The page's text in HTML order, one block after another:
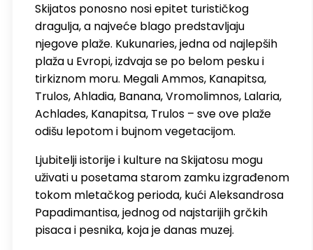
Skijatos ponosno nosi epitet turističkog
dragulja, a najveće blago predstavljaju
njegove plaže. Kukunaries, jedna od najlepših
plaža u Evropi, izdvaja se po belom pesku i
tirkiznom moru. Megali Ammos, Kanapitsa,
Trulos, Ahladia, Banana, Vromolimnos, Lalaria,
Achlades, Kanapitsa, Trulos – sve ove plaže
odišu lepotom i bujnom vegetacijom.
Ljubitelji istorije i kulture na Skijatosu mogu
uživati u posetama starom zamku izgrađenom
tokom mletačkog perioda, kući Aleksandrosa
Papadimantisa, jednog od najstarijih grčkih
pisaca i pesnika, koja je danas muzej.